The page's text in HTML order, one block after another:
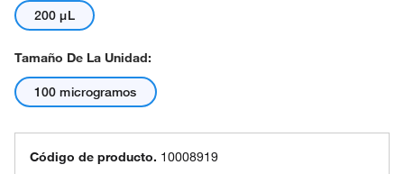
200 μL
Tamaño De La Unidad:
100 microgramos
Código de producto. 10008919